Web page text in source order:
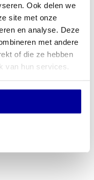
Ook delen we
site met onze
en analyse. Deze
met andere
of die ze hebben
van hun services.